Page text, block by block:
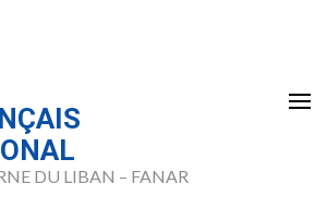
DU LIBAN – FANAR